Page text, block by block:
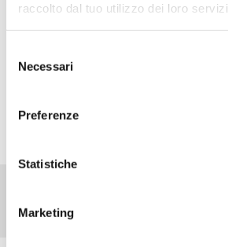
raccolto dal tuo utilizzo dei loro servizi.
delNecessari
Preferenze
Statistiche
Marketing
Litigation and Arbitration